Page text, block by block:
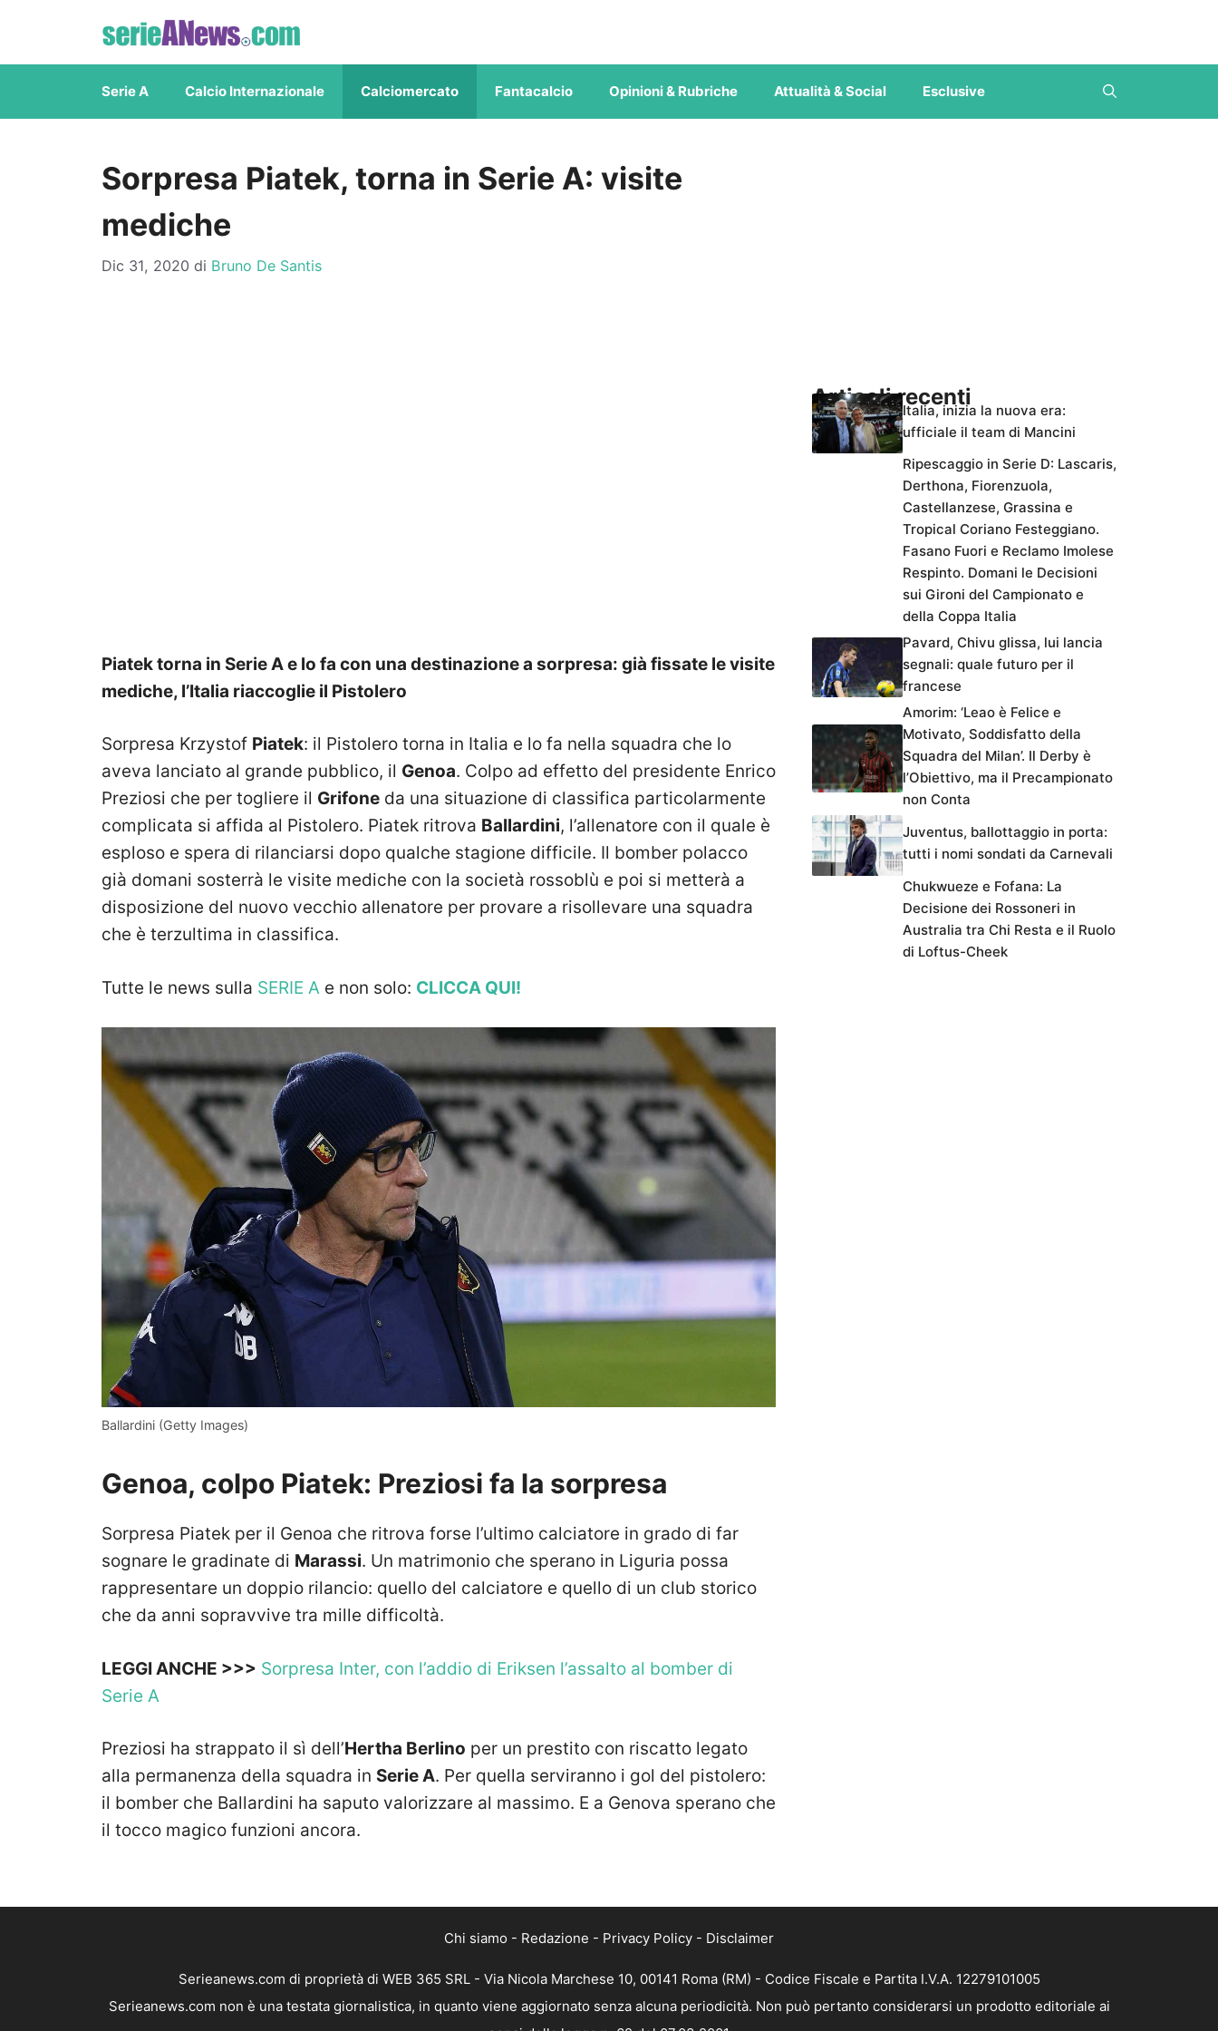
contenuto
Serie A Calcio Internazionale Calciomercato Fantacalcio Opinioni & Rubriche Attualità & Social Esclusive
Sorpresa Piatek, torna in Serie A: visite
mediche
Dic 31, 2020 di Bruno De Santis
Piatek torna in Serie A e lo fa con una destinazione a sorpresa: già fissate le visite
mediche, l’Italia riaccoglie il Pistolero
Sorpresa Krzystof Piatek: il Pistolero torna in Italia e lo fa nella squadra che lo
aveva lanciato al grande pubblico, il Genoa. Colpo ad effetto del presidente Enrico
Preziosi che per togliere il Grifone da una situazione di classifica particolarmente
complicata si affida al Pistolero. Piatek ritrova Ballardini, l’allenatore con il quale è
esploso e spera di rilanciarsi dopo qualche stagione difficile. Il bomber polacco
già domani sosterrà le visite mediche con la società rossoblù e poi si metterà a
disposizione del nuovo vecchio allenatore per provare a risollevare una squadra
che è terzultima in classifica.
Tutte le news sulla SERIE A e non solo: CLICCA QUI!
Ballardini (Getty Images)
Genoa, colpo Piatek: Preziosi fa la sorpresa
Sorpresa Piatek per il Genoa che ritrova forse l’ultimo calciatore in grado di far
sognare le gradinate di Marassi. Un matrimonio che sperano in Liguria possa
rappresentare un doppio rilancio: quello del calciatore e quello di un club storico
che da anni sopravvive tra mille difficoltà.
LEGGI ANCHE >>> Sorpresa Inter, con l’addio di Eriksen l’assalto al bomber di
Serie A
Preziosi ha strappato il sì dell’Hertha Berlino per un prestito con riscatto legato
alla permanenza della squadra in Serie A. Per quella serviranno i gol del pistolero:
il bomber che Ballardini ha saputo valorizzare al massimo. E a Genova sperano che
il tocco magico funzioni ancora.
Articoli recenti
Italia, inizia la nuova era:
ufficiale il team di Mancini
Ripescaggio in Serie D: Lascaris,
Derthona, Fiorenzuola,
Castellanzese, Grassina e
Tropical Coriano Festeggiano.
Fasano Fuori e Reclamo Imolese
Respinto. Domani le Decisioni
sui Gironi del Campionato e
della Coppa Italia
Pavard, Chivu glissa, lui lancia
segnali: quale futuro per il
francese
Amorim: ‘Leao è Felice e
Motivato, Soddisfatto della
Squadra del Milan’. Il Derby è
l’Obiettivo, ma il Precampionato
non Conta
Juventus, ballottaggio in porta:
tutti i nomi sondati da Carnevali
Chukwueze e Fofana: La
Decisione dei Rossoneri in
Australia tra Chi Resta e il Ruolo
di Loftus-Cheek
Chi siamo - Redazione - Privacy Policy - Disclaimer
Serieanews.com di proprietà di WEB 365 SRL - Via Nicola Marchese 10, 00141 Roma (RM) - Codice Fiscale e Partita I.V.A. 12279101005
Serieanews.com non è una testata giornalistica, in quanto viene aggiornato senza alcuna periodicità. Non può pertanto considerarsi un prodotto editoriale ai